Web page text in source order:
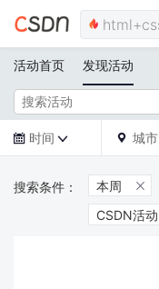
活动首页 发现活动
 时间   城市
本周 
CSDN活动